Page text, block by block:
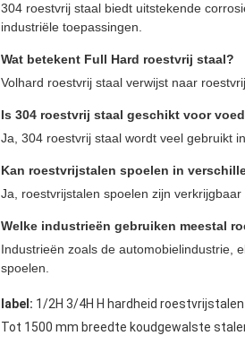
304 roestvrij staal biedt uitstekende
industriële toepassingen.
Wat betekent Full Hard roestvrij staal?
Volhard roestvrij staal verwijst naar
Is 304 roestvrij staal geschikt voor
Ja, 304 roestvrij staal wordt veel gebruikt
Kan roestvrijstalen spoelen in
Ja, roestvrijstalen spoelen zijn
Welke industrieën gebruiken meestal
Industrieën zoals de automobielindustrie,
spoelen.
label: 1/2H 3/4H H hardheid roestvrijstalen
Tot 1500 mm breedte koudgewalste